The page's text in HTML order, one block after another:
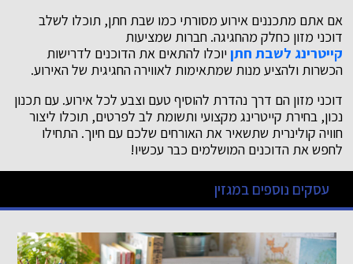
אם אתם מתכננים אירוע מסורתי כמו שבת חתן, תוכלו לשלב
דוכני מזון כחלק מהחגיגה. חברות שמציעות
קייטרינג לשבת חתןיוכלו להתאים את הדוכנים לדרישות
הכשרות ולהציע מנות שמתאימות לאווירה החגיגית של האירוע.
דוכני מזון הם דרך נהדרת להוסיף טעם וצבע לכל אירוע. עם תכנון
נכון, בחירת קייטרינג מקצועי ותשומת לב לפרטים, תוכלו ליצור
חוויה קולינרית שתשאיר את האורחים שלכם עם חיוך. התחילו
לחפש את הדוכנים המושלמים כבר עכשיו!
עסקים נוספים במגזין